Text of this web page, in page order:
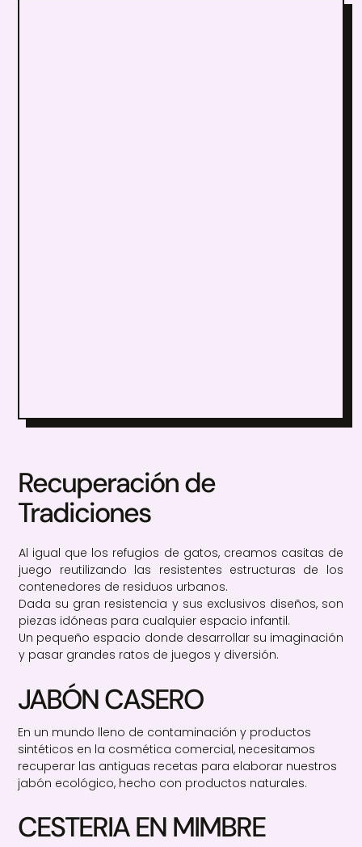
Recuperación de
Tradiciones
Al igual que los refugios de gatos, creamos casitas de
juego reutilizando las resistentes estructuras de los
contenedores de residuos urbanos.
Dada su gran resistencia y sus exclusivos diseños, son
piezas idóneas para cualquier espacio infantil.
Un pequeño espacio donde desarrollar su imaginación
y pasar grandes ratos de juegos y diversión.
JABÓN CASERO
En un mundo lleno de contaminación y productos
sintéticos en la cosmética comercial, necesitamos
recuperar las antiguas recetas para elaborar nuestros
jabón ecológico, hecho con productos naturales.
CESTERIA EN MIMBRE